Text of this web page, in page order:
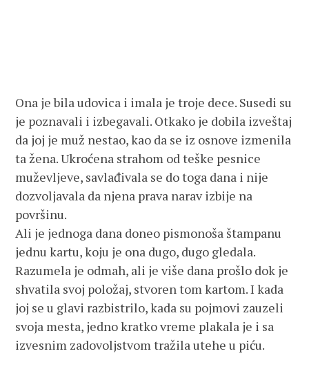
Ona je bila udovica i imala je troje dece. Susedi su
je poznavali i izbegavali. Otkako je dobila izveštaj
da joj je muž nestao, kao da se iz osnove izmenila
ta žena. Ukroćena strahom od teške pesnice
muževljeve, savlađivala se do toga dana i nije
dozvoljavala da njena prava narav izbije na
površinu.
Ali je jednoga dana doneo pismonoša štampanu
jednu kartu, koju je ona dugo, dugo gledala.
Razumela je odmah, ali je više dana prošlo dok je
shvatila svoj položaj, stvoren tom kartom. I kada
joj se u glavi razbistrilo, kada su pojmovi zauzeli
svoja mesta, jedno kratko vreme plakala je i sa
izvesnim zadovoljstvom tražila utehe u piću.